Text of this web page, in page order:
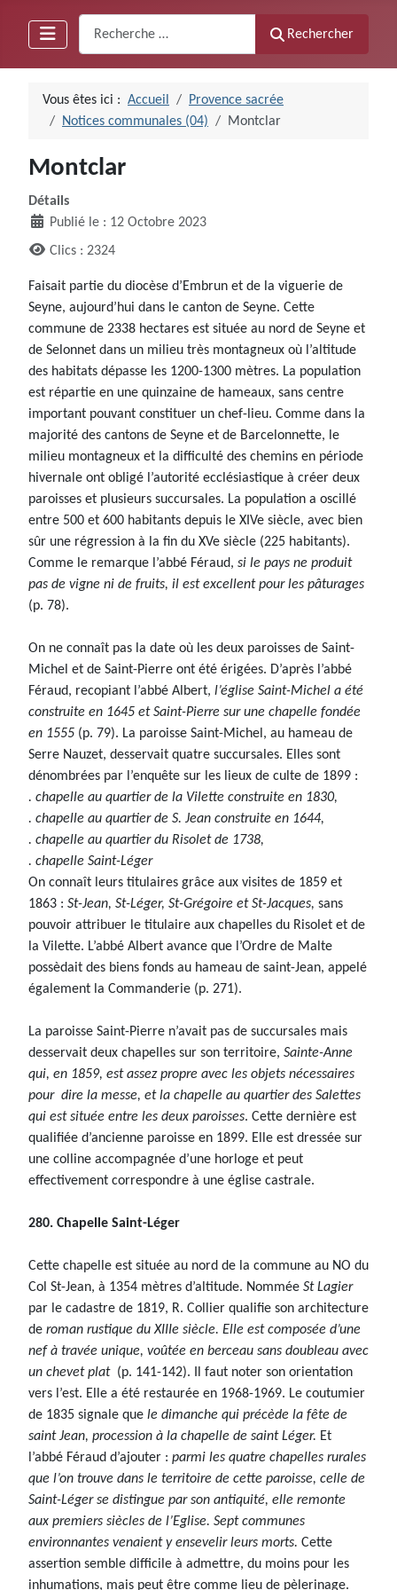
Rechercher
Vous êtes ici : Accueil
Provence sacrée
Notices communales (04)
Montclar
Montclar
Détails
Publié le : 12 Octobre 2023
Clics : 2324
Faisait partie du diocèse d’Embrun et de la viguerie de
Seyne, aujourd’hui dans le canton de Seyne. Cette
commune de 2338 hectares est située au nord de Seyne et
de Selonnet dans un milieu très montagneux où l’altitude
des habitats dépasse les 1200-1300 mètres. La population
est répartie en une quinzaine de hameaux, sans centre
important pouvant constituer un chef-lieu. Comme dans la
majorité des cantons de Seyne et de Barcelonnette, le
milieu montagneux et la difficulté des chemins en période
hivernale ont obligé l’autorité ecclésiastique à créer deux
paroisses et plusieurs succursales. La population a oscillé
entre 500 et 600 habitants depuis le XIVe siècle, avec bien
sûr une régression à la fin du XVe siècle (225 habitants).
Comme le remarque l’abbé Féraud, si le pays ne produit
pas de vigne ni de fruits, il est excellent pour les pâturages
(p. 78).
On ne connaît pas la date où les deux paroisses de Saint-
Michel et de Saint-Pierre ont été érigées. D’après l’abbé
Féraud, recopiant l’abbé Albert, l’église Saint-Michel a été
construite en 1645 et Saint-Pierre sur une chapelle fondée
en 1555 (p. 79). La paroisse Saint-Michel, au hameau de
Serre Nauzet, desservait quatre succursales. Elles sont
dénombrées par l’enquête sur les lieux de culte de 1899 :
. chapelle au quartier de la Vilette construite en 1830,
. chapelle au quartier de S. Jean construite en 1644,
. chapelle au quartier du Risolet de 1738,
. chapelle Saint-Léger
On connaît leurs titulaires grâce aux visites de 1859 et
1863 : St-Jean, St-Léger, St-Grégoire et St-Jacques, sans
pouvoir attribuer le titulaire aux chapelles du Risolet et de
la Vilette. L’abbé Albert avance que l’Ordre de Malte
possèdait des biens fonds au hameau de saint-Jean, appelé
également la Commanderie (p. 271).
La paroisse Saint-Pierre n’avait pas de succursales mais
desservait deux chapelles sur son territoire, Sainte-Anne
qui, en 1859, est assez propre avec les objets nécessaires
pour dire la messe, et la chapelle au quartier des Salettes
qui est située entre les deux paroisses. Cette dernière est
qualifiée d’ancienne paroisse en 1899. Elle est dressée sur
une colline accompagnée d’une horloge et peut
effectivement correspondre à une église castrale.
280. Chapelle Saint-Léger
Cette chapelle est située au nord de la commune au NO du
Col St-Jean, à 1354 mètres d’altitude. Nommée St Lagier
par le cadastre de 1819, R. Collier qualifie son architecture
de roman rustique du XIIIe siècle. Elle est composée d’une
nef à travée unique, voûtée en berceau sans doubleau avec
un chevet plat (p. 141-142). Il faut noter son orientation
vers l’est. Elle a été restaurée en 1968-1969. Le coutumier
de 1835 signale que le dimanche qui précède la fête de
saint Jean, procession à la chapelle de saint Léger. Et
l’abbé Féraud d’ajouter : parmi les quatre chapelles rurales
que l’on trouve dans le territoire de cette paroisse, celle de
Saint-Léger se distingue par son antiquité, elle remonte
aux premiers siècles de l’Eglise. Sept communes
environnantes venaient y ensevelir leurs morts. Cette
assertion semble difficile à admettre, du moins pour les
inhumations, mais peut être comme lieu de pèlerinage.